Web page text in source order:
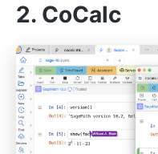
2. CoCalc